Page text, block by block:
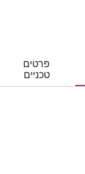
פרטים
טכניים